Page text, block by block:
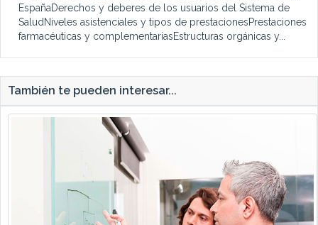
EspañaDerechos y deberes de los usuarios del Sistema de
SaludNiveles asistenciales y tipos de prestacionesPrestaciones
farmacéuticas y complementariasEstructuras orgánicas y...
También te pueden interesar...